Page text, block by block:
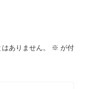
ありません。 ※ が付